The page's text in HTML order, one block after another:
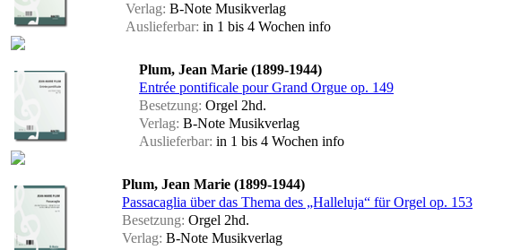
Verlag: B-Note Musikverlag
Auslieferbar: in 1 bis 4 Wochen info
Plum, Jean Marie (1899-1944)
Entrée pontificale pour Grand Orgue op. 149
Besetzung: Orgel 2hd.
Verlag: B-Note Musikverlag
Auslieferbar: in 1 bis 4 Wochen info
Plum, Jean Marie (1899-1944)
Passacaglia über das Thema des „Halleluja“ für Orgel op. 153
Besetzung: Orgel 2hd.
Verlag: B-Note Musikverlag